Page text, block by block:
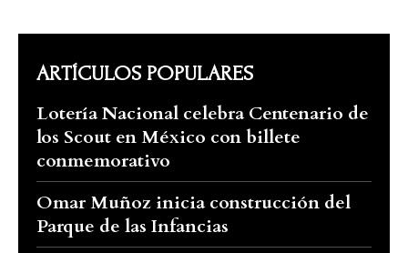
ARTÍCULOS POPULARES
Lotería Nacional celebra Centenario de
los Scout en México con billete
conmemorativo
Omar Muñoz inicia construcción del
Parque de las Infancias